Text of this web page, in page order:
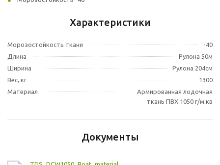
Характеристики
Морозостойкость ткани
-40
Длина
Рулона 50м
Ширина
Рулона 204см
Вес, кг
1300
Материал
Армированная лодочная
ткань ПВХ 1050 г/м.кв
Документы